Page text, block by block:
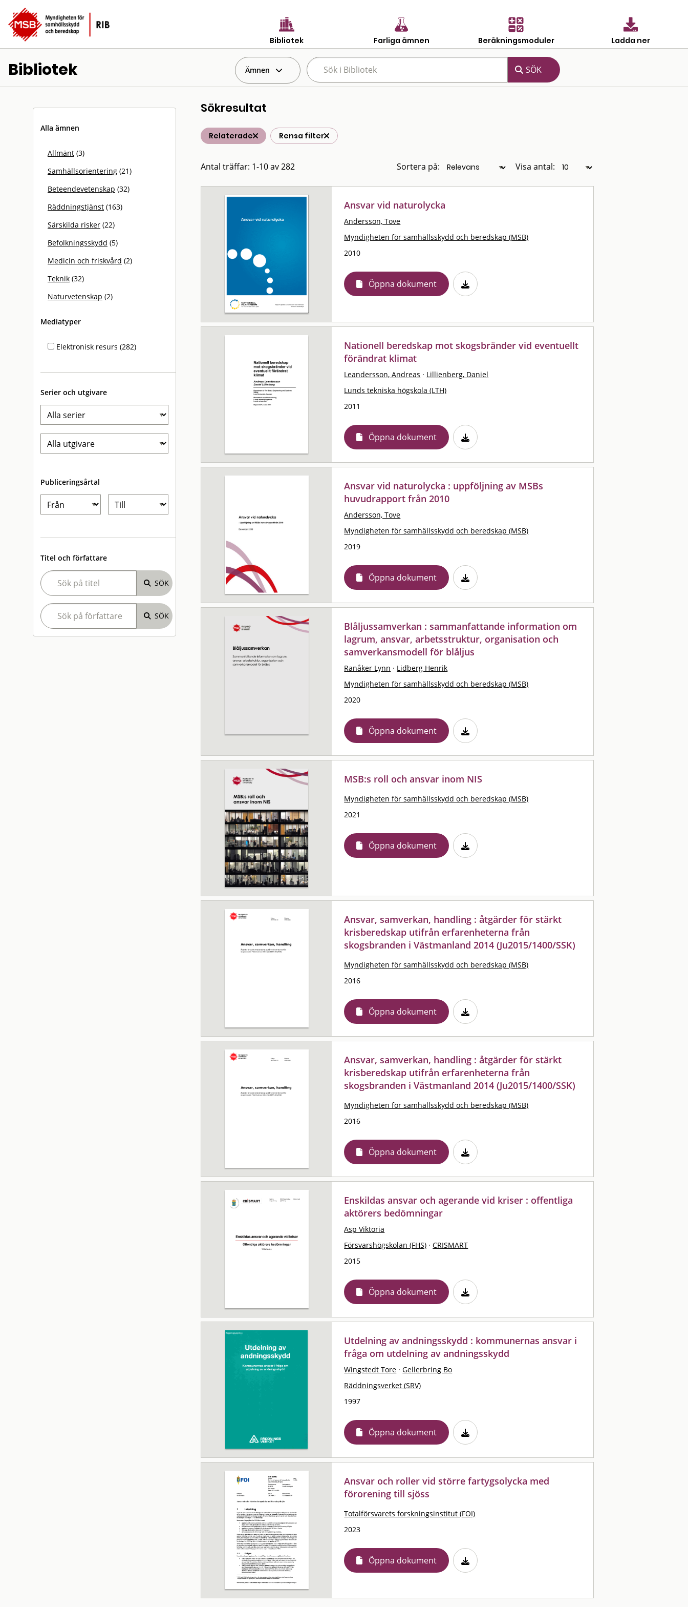
Bibliotek Farliga ämnen Beräkningsmoduler Ladda ner
Bibliotek Ämnen
Alla ämnen
Allmänt (3)
Samhällsorientering (21)
Beteendevetenskap (32)
Räddningstjänst (163)
Särskilda risker (22)
Befolkningsskydd (5)
Medicin och friskvård (2)
Teknik (32)
Naturvetenskap (2)
Mediatyper
Elektronisk resurs (282)
Serier och utgivare
Publiceringsårtal
Titel och författare
Sökresultat
Relaterade Rensa filter
Antal träffar: 1-10 av 282 Sortera på: Visa antal:
Ansvar vid naturolycka
Andersson, Tove
Myndigheten för samhällsskydd och beredskap (MSB)
2010
Öppna dokument
Nationell beredskap mot skogsbränder vid eventuellt
förändrat klimat
Leandersson, Andreas · Lillienberg, Daniel
Lunds tekniska högskola (LTH)
2011
Öppna dokument
Ansvar vid naturolycka : uppföljning av MSBs
huvudrapport från 2010
Andersson, Tove
Myndigheten för samhällsskydd och beredskap (MSB)
2019
Öppna dokument
Blåljussamverkan : sammanfattande information om
lagrum, ansvar, arbetsstruktur, organisation och
samverkansmodell för blåljus
Ranåker Lynn · Lidberg Henrik
Myndigheten för samhällsskydd och beredskap (MSB)
2020
Öppna dokument
MSB:s roll och ansvar inom NIS
Myndigheten för samhällsskydd och beredskap (MSB)
2021
Öppna dokument
Ansvar, samverkan, handling : åtgärder för stärkt
krisberedskap utifrån erfarenheterna från
skogsbranden i Västmanland 2014 (Ju2015/1400/SSK)
Myndigheten för samhällsskydd och beredskap (MSB)
2016
Öppna dokument
Ansvar, samverkan, handling : åtgärder för stärkt
krisberedskap utifrån erfarenheterna från
skogsbranden i Västmanland 2014 (Ju2015/1400/SSK)
Myndigheten för samhällsskydd och beredskap (MSB)
2016
Öppna dokument
Enskildas ansvar och agerande vid kriser : offentliga
aktörers bedömningar
Asp Viktoria
Försvarshögskolan (FHS) · CRISMART
2015
Öppna dokument
Utdelning av andningsskydd : kommunernas ansvar i
fråga om utdelning av andningsskydd
Wingstedt Tore · Gellerbring Bo
Räddningsverket (SRV)
1997
Öppna dokument
Ansvar och roller vid större fartygsolycka med
förorening till sjöss
Totalförsvarets forskningsinstitut (FOI)
2023
Öppna dokument